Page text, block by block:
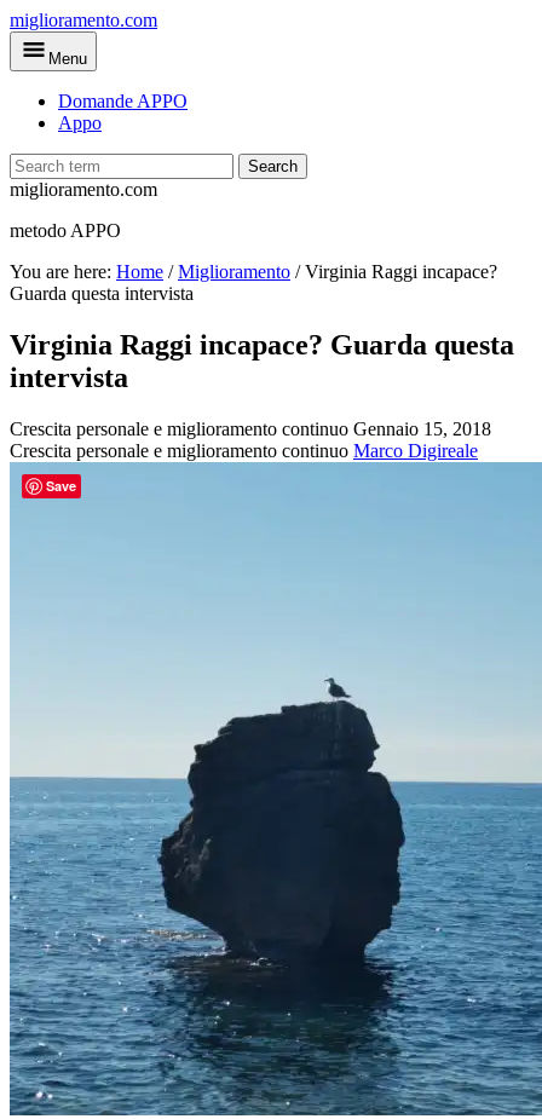
Skip
to
main
miglioramento.com
Menu
Domande APPO
Appo
Search
miglioramento.com
metodo APPO
You are here: Home /Miglioramento /Virginia Raggi incapace?
Guarda questa intervista
Virginia Raggi incapace? Guarda questa
intervista
Crescita personale e miglioramento continuo Gennaio 15, 2018
Crescita personale e miglioramento continuo Marco Digireale
Save